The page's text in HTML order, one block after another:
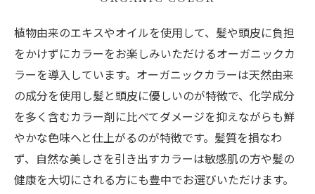
植物由来のエキスやオイルを使用して、髪や頭皮に負担
をかけずにカラーをお楽しみいただけるオーガニックカ
ラーを導入しています。オーガニックカラーは天然由来
の成分を使用し髪と頭皮に優しいのが特徴で、化学成分
を多く含むカラー剤に比べてダメージを抑えながらも鮮
やかな色味へと仕上がるのが特徴です。髪質を損なわ
ず、自然な美しさを引き出すカラーは敏感肌の方や髪の
健康を大切にされる方にも豊中でお選びいただけます。